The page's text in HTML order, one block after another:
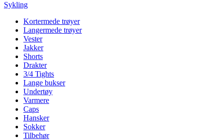
Sykling
Kortermede trøyer
Langermede trøyer
Vester
Jakker
Shorts
Drakter
3/4 Tights
Lange bukser
Undertøy
Varmere
Caps
Hansker
Sokker
Tilbehør